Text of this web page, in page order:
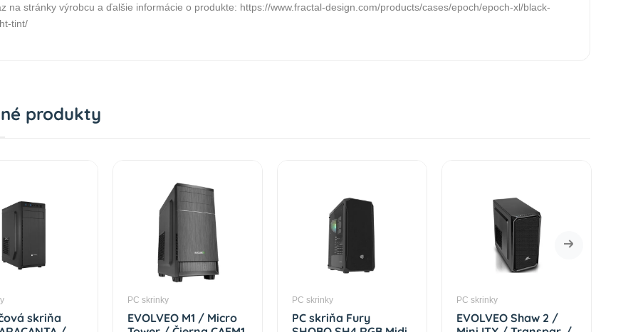
na stránky výrobcu a ďalšie informácie o produkte: https://www.fractal-design.com/products/cases/epoch/epoch-xl/black-
tint/
produkty
skriňa
PC skrinky
EVOLVEO M1 / Micro
PC skrinky
PC skriňa Fury
PC skrinky
EVOLVEO Shaw 2 /